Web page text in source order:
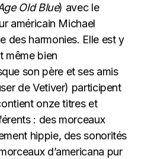
Old Blue) avec le
américain Michael
des harmonies. Elle est y
même bien
son père et ses amis
de Vetiver) participent
onze titres et
: des morceaux
hippie, des sonorités
d’americana pur